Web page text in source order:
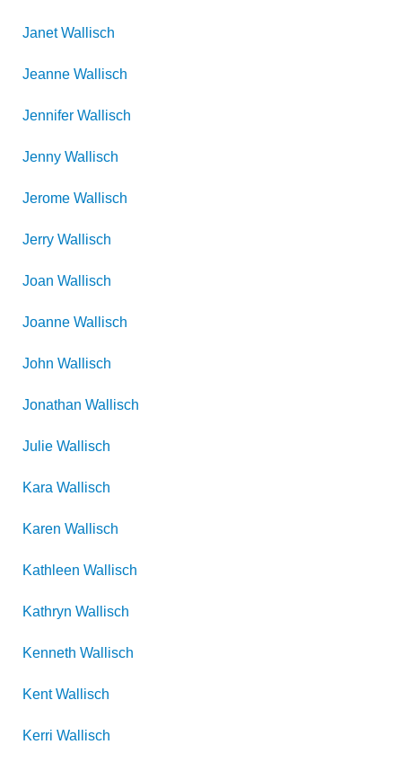
Janet Wallisch
Jeanne Wallisch
Jennifer Wallisch
Jenny Wallisch
Jerome Wallisch
Jerry Wallisch
Joan Wallisch
Joanne Wallisch
John Wallisch
Jonathan Wallisch
Julie Wallisch
Kara Wallisch
Karen Wallisch
Kathleen Wallisch
Kathryn Wallisch
Kenneth Wallisch
Kent Wallisch
Kerri Wallisch